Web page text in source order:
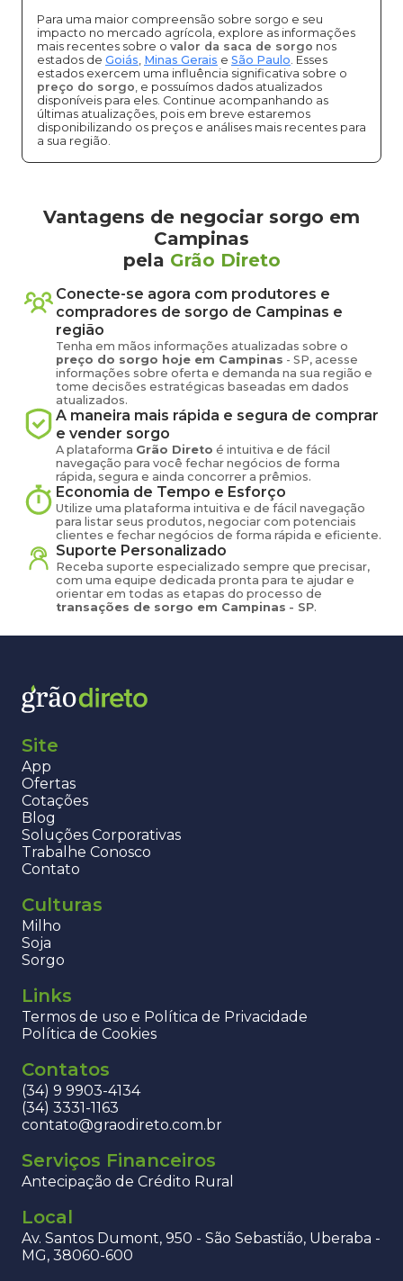
Para uma maior compreensão sobre sorgo e seu
impacto no mercado agrícola, explore as informações
mais recentes sobre o valor da saca de sorgo nos
estados de Goiás, Minas Gerais e São Paulo. Esses
estados exercem uma influência significativa sobre o
preço do sorgo, e possuímos dados atualizados
disponíveis para eles. Continue acompanhando as
últimas atualizações, pois em breve estaremos
disponibilizando os preços e análises mais recentes para
a sua região.
Vantagens de negociar sorgo em
Campinas
pela Grão Direto
Conecte-se agora com produtores e
compradores de sorgo de Campinas e
região
Tenha em mãos informações atualizadas sobre o
preço do sorgo hoje em Campinas - SP, acesse
informações sobre oferta e demanda na sua região e
tome decisões estratégicas baseadas em dados
atualizados.
A maneira mais rápida e segura de comprar
e vender sorgo
A plataforma Grão Direto é intuitiva e de fácil
navegação para você fechar negócios de forma
rápida, segura e ainda concorrer a prêmios.
Economia de Tempo e Esforço
Utilize uma plataforma intuitiva e de fácil navegação
para listar seus produtos, negociar com potenciais
clientes e fechar negócios de forma rápida e eficiente.
Suporte Personalizado
Receba suporte especializado sempre que precisar,
com uma equipe dedicada pronta para te ajudar e
orientar em todas as etapas do processo de
transações de sorgo em Campinas - SP.
Site
App
Ofertas
Cotações
Blog
Soluções Corporativas
Trabalhe Conosco
Contato
Culturas
Milho
Soja
Sorgo
Links
Termos de uso e Política de Privacidade
Política de Cookies
Contatos
(34) 9 9903-4134
(34) 3331-1163
contato@graodireto.com.br
Serviços Financeiros
Antecipação de Crédito Rural
Local
Av. Santos Dumont, 950 - São Sebastião, Uberaba -
MG, 38060-600